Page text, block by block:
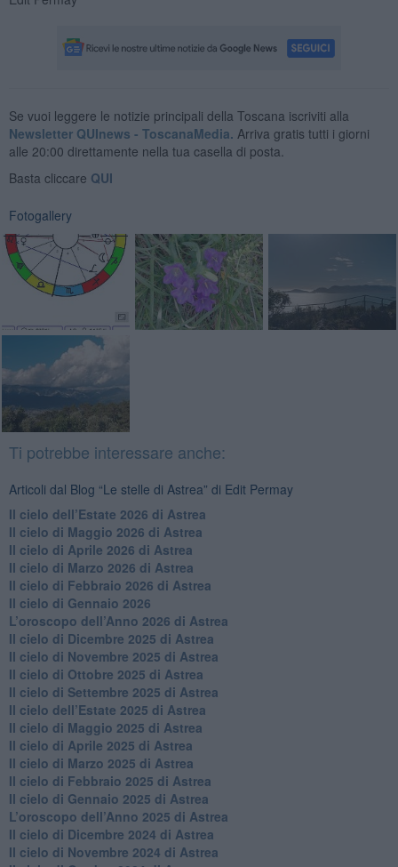
Se vuoi leggere le notizie principali della Toscana iscriviti alla
Newsletter QUInews - ToscanaMedia. Arriva gratis tutti i giorni
alle 20:00 direttamente nella tua casella di posta.
Basta cliccare QUI
Fotogallery
Ti potrebbe interessare anche:
Articoli dal Blog “Le stelle di Astrea” di Edit Permay
​Il cielo dell’Estate 2026 di Astrea
​Il cielo di Maggio 2026 di Astrea
​Il cielo di Aprile 2026 di Astrea
​Il cielo di Marzo 2026 di Astrea
​Il cielo di Febbraio 2026 di Astrea
Il cielo di Gennaio 2026
​L’oroscopo dell’Anno 2026 di Astrea
​Il cielo di Dicembre 2025 di Astrea
​Il cielo di Novembre 2025 di Astrea
​Il cielo di Ottobre 2025 di Astrea
Il cielo di Settembre 2025 di Astrea
Il cielo dell’Estate 2025 di Astrea
​Il cielo di Maggio 2025 di Astrea
​Il cielo di Aprile 2025 di Astrea
Il cielo di Marzo 2025 di Astrea
​Il cielo di Febbraio 2025 di Astrea
Il cielo di Gennaio 2025 di Astrea
​L’oroscopo dell’Anno 2025 di Astrea
​Il cielo di Dicembre 2024 di Astrea
Il cielo di Novembre 2024 di Astrea